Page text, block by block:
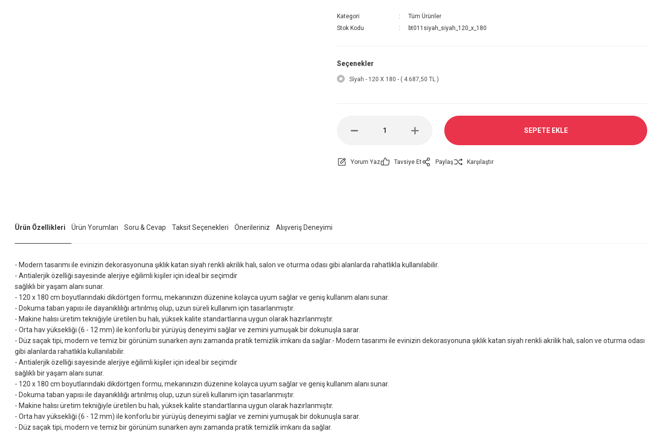
Kategori
Tüm Ürünler
Stok Kodu
bt011siyah_siyah_120_x_180
Seçenekler
Si̇yah - 120 X 180 - ( 4.687,50 TL )
SEPETE EKLE
Yorum Yaz Tavsiye Et Paylaş Karşılaştır
Ürün Özellikleri Ürün Yorumları Soru & Cevap Taksit Seçenekleri Önerileriniz Alışveriş Deneyimi
- Modern tasarımı ile evinizin dekorasyonuna şıklık katan siyah renkli akrilik halı, salon ve oturma odası gibi alanlarda rahatlıkla kullanılabilir.
- Antialerjik özelliği sayesinde alerjiye eğilimli kişiler için ideal bir seçimdir
sağlıklı bir yaşam alanı sunar.
- 120 x 180 cm boyutlarındaki dikdörtgen formu, mekanınızın düzenine kolayca uyum sağlar ve geniş kullanım alanı sunar.
- Dokuma taban yapısı ile dayanıklılığı artırılmış olup, uzun süreli kullanım için tasarlanmıştır.
- Makine halısı üretim tekniğiyle üretilen bu halı, yüksek kalite standartlarına uygun olarak hazırlanmıştır.
- Orta hav yüksekliği (6 - 12 mm) ile konforlu bir yürüyüş deneyimi sağlar ve zemini yumuşak bir dokunuşla sarar.
- Düz saçak tipi, modern ve temiz bir görünüm sunarken aynı zamanda pratik temizlik imkanı da sağlar.- Modern tasarımı ile evinizin dekorasyonuna şıklık katan siyah renkli akrilik halı, salon ve oturma odası
gibi alanlarda rahatlıkla kullanılabilir.
- Antialerjik özelliği sayesinde alerjiye eğilimli kişiler için ideal bir seçimdir
sağlıklı bir yaşam alanı sunar.
- 120 x 180 cm boyutlarındaki dikdörtgen formu, mekanınızın düzenine kolayca uyum sağlar ve geniş kullanım alanı sunar.
- Dokuma taban yapısı ile dayanıklılığı artırılmış olup, uzun süreli kullanım için tasarlanmıştır.
- Makine halısı üretim tekniğiyle üretilen bu halı, yüksek kalite standartlarına uygun olarak hazırlanmıştır.
- Orta hav yüksekliği (6 - 12 mm) ile konforlu bir yürüyüş deneyimi sağlar ve zemini yumuşak bir dokunuşla sarar.
- Düz saçak tipi, modern ve temiz bir görünüm sunarken aynı zamanda pratik temizlik imkanı da sağlar.